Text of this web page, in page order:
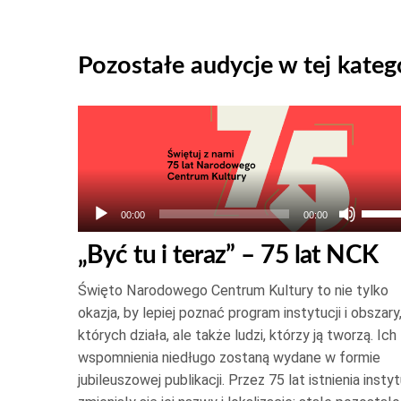
Pozostałe audycje w tej
dźwiękowych
00:00 00:00
do
góry
oraz
do
dołu
aby
„Być tu i teraz” – 75 lat NCK
Święto Narodowego Centrum Kultury to nie tylko
okazja, by lepiej poznać program instytucji i
których działa, ale także ludzi, którzy ją tworzą. Ich
wspomnienia niedługo zostaną wydane w formie
jubileuszowej publikacji. Przez 75 lat istnienia